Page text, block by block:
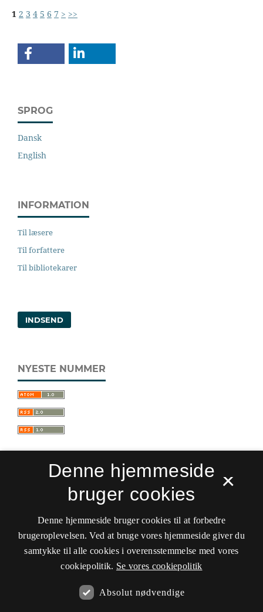
1 2 3 4 5 6 7 > >>
SPROG
Dansk
English
INFORMATION
Til læsere
Til forfattere
Til bibliotekarer
INDSEND
NYESTE NUMMER
Sprogforum. Tidsskrift for sprog- og
kulturpædagogik
ISSN 0909-9328 (Trykt)
ISSN 1399-8617 (Online)
Tilgængelighedserklæring
Det Kgl. Bibliotek
×
Denne hjemmeside
bruger cookies
Denne hjemmeside bruger cookies til at forbedre
brugeroplevelsen. Ved at bruge vores hjemmeside giver du
samtykke til alle cookies i overensstemmelse med vores
cookiepolitik. Se vores cookiepolitik
Absolut nødvendige